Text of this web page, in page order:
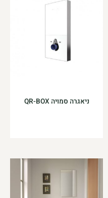
ניאגרה סמויה QR-BOX